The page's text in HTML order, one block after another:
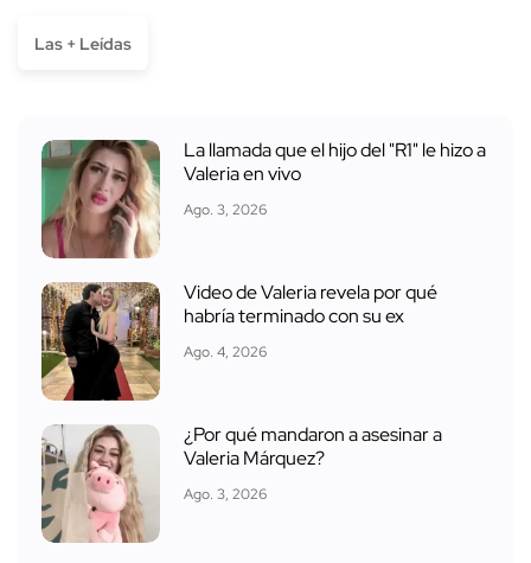
Las + Leídas
La llamada que el hijo del "R1" le hizo a
Valeria en vivo
Ago. 3, 2026
Video de Valeria revela por qué
habría terminado con su ex
Ago. 4, 2026
¿Por qué mandaron a asesinar a
Valeria Márquez?
Ago. 3, 2026